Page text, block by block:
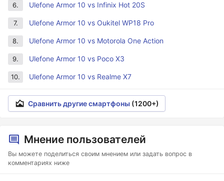
6. Ulefone Armor 10 vs Infinix Hot 20S
7. Ulefone Armor 10 vs Oukitel WP18 Pro
8. Ulefone Armor 10 vs Motorola One Action
9. Ulefone Armor 10 vs Poco X3
10. Ulefone Armor 10 vs Realme X7
Сравнить другие смартфоны (1200+)
Мнение пользователей
Вы можете поделиться своим мнением или задать вопрос в
комментариях ниже